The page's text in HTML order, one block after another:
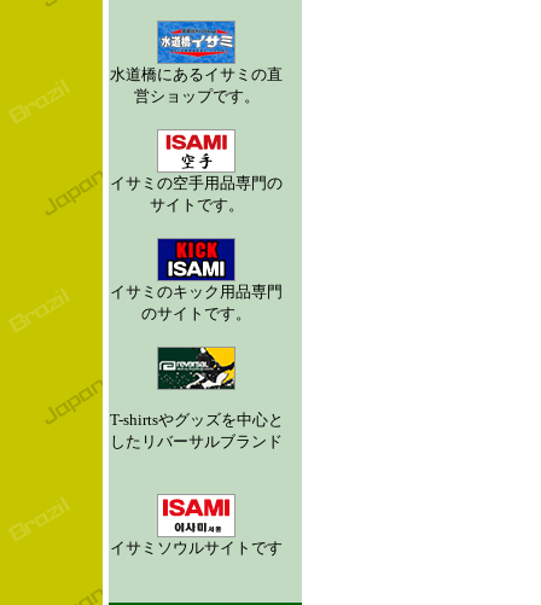
水道橋にあるイサミの直
営ショップです。
イサミの空手用品専門の
サイトです。
イサミのキック用品専門
のサイトです。
T-shirtsやグッズを中心と
したリバーサルブランド
イサミソウルサイトです